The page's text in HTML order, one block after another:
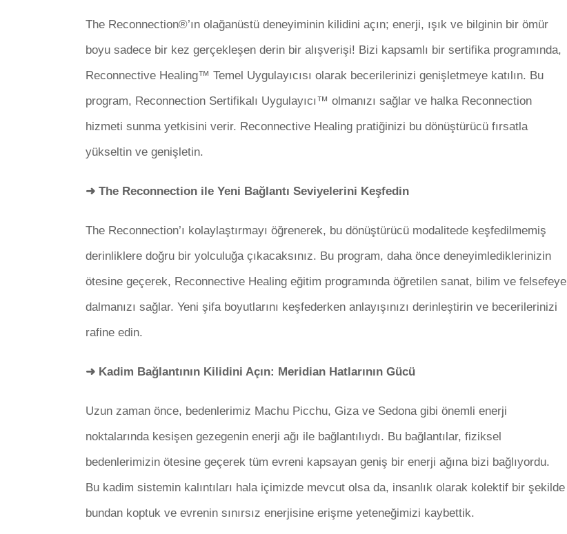
The Reconnection®’ın olağanüstü deneyiminin kilidini açın; enerji, ışık ve bilginin bir ömür
boyu sadece bir kez gerçekleşen derin bir alışverişi! Bizi kapsamlı bir sertifika programında,
Reconnective Healing™ Temel Uygulayıcısı olarak becerilerinizi genişletmeye katılın. Bu
program, Reconnection Sertifikalı Uygulayıcı™ olmanızı sağlar ve halka Reconnection
hizmeti sunma yetkisini verir. Reconnective Healing pratiğinizi bu dönüştürücü fırsatla
yükseltin ve genişletin.
➜ The Reconnection ile Yeni Bağlantı Seviyelerini Keşfedin
The Reconnection’ı kolaylaştırmayı öğrenerek, bu dönüştürücü modalitede keşfedilmemiş
derinliklere doğru bir yolculuğa çıkacaksınız. Bu program, daha önce deneyimlediklerinizin
ötesine geçerek, Reconnective Healing eğitim programında öğretilen sanat, bilim ve felsefeye
dalmanızı sağlar. Yeni şifa boyutlarını keşfederken anlayışınızı derinleştirin ve becerilerinizi
rafine edin.
➜ Kadim Bağlantının Kilidini Açın: Meridian Hatlarının Gücü
Uzun zaman önce, bedenlerimiz Machu Picchu, Giza ve Sedona gibi önemli enerji
noktalarında kesişen gezegenin enerji ağı ile bağlantılıydı. Bu bağlantılar, fiziksel
bedenlerimizin ötesine geçerek tüm evreni kapsayan geniş bir enerji ağına bizi bağlıyordu.
Bu kadim sistemin kalıntıları hala içimizde mevcut olsa da, insanlık olarak kolektif bir şekilde
bundan koptuk ve evrenin sınırsız enerjisine erişme yeteneğimizi kaybettik.